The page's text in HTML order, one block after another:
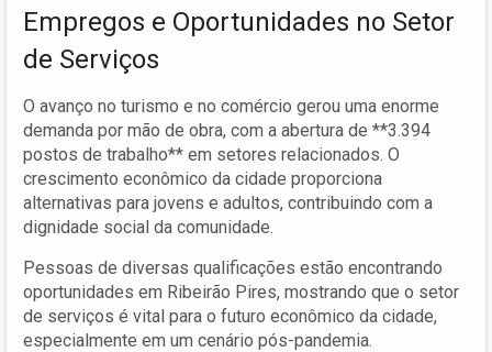
Empregos e Oportunidades no Setor
de Serviços
O avanço no turismo e no comércio gerou uma enorme
demanda por mão de obra, com a abertura de **3.394
postos de trabalho** em setores relacionados. O
crescimento econômico da cidade proporciona
alternativas para jovens e adultos, contribuindo com a
dignidade social da comunidade.
Pessoas de diversas qualificações estão encontrando
oportunidades em Ribeirão Pires, mostrando que o setor
de serviços é vital para o futuro econômico da cidade,
especialmente em um cenário pós-pandemia.